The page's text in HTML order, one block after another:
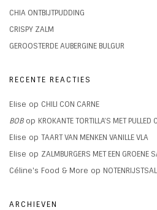
CHIA ONTBIJTPUDDING
CRISPY ZALM
GEROOSTERDE AUBERGINE BULGUR
RECENTE REACTIES
Elise op CHILI CON CARNE
BOBop KROKANTE TORTILLA’S MET
Elise op TAART VAN MENKEN VANILLE VLA
Elise op ZALMBURGERS MET EEN GROENE
Céline's Food & More op
ARCHIEVEN